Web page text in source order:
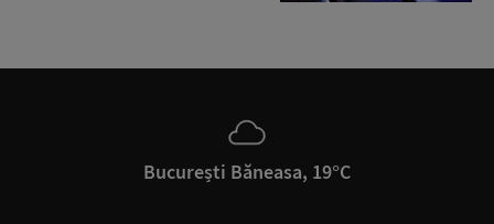
București Băneasa, 19°C